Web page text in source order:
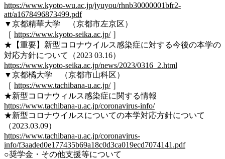
https://www.kyoto-wu.ac.jp/jyuyou/rhnb30000001bfr2-
att/a1678496873499.pdf
▼京都精華大学 （京都市左京区）
［ https://www.kyoto-seika.ac.jp/］
★【重要】新型コロナウイルス感染症に対する今後の本学の
対応方針について（2023 03.16）
https://www.kyoto-seika.ac.jp/news/2023/0316_2.html
▼京都橘大学 （京都市山科区）
［ https://www.tachibana-u.ac.jp/］
★新型コロナウィルス感染症に関する情報
https://www.tachibana-u.ac.jp/coronavirus-info/
★新型コロナウイルスについての本学対応方針について
（2023.03.09）
https://www.tachibana-u.ac.jp/coronavirus-
info/f3aaded0e177435b69a18c0d3ca019ecd7074141.pdf
○奨学金・その他支援等について